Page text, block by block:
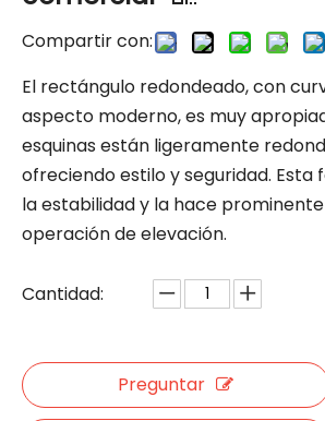
Compartir con:
El rectángulo redondeado, con
aspecto moderno, es muy
esquinas están ligeramente
ofreciendo estilo y seguridad. Esta
la estabilidad y la hace
operación de elevación.
Cantidad:
Preguntar